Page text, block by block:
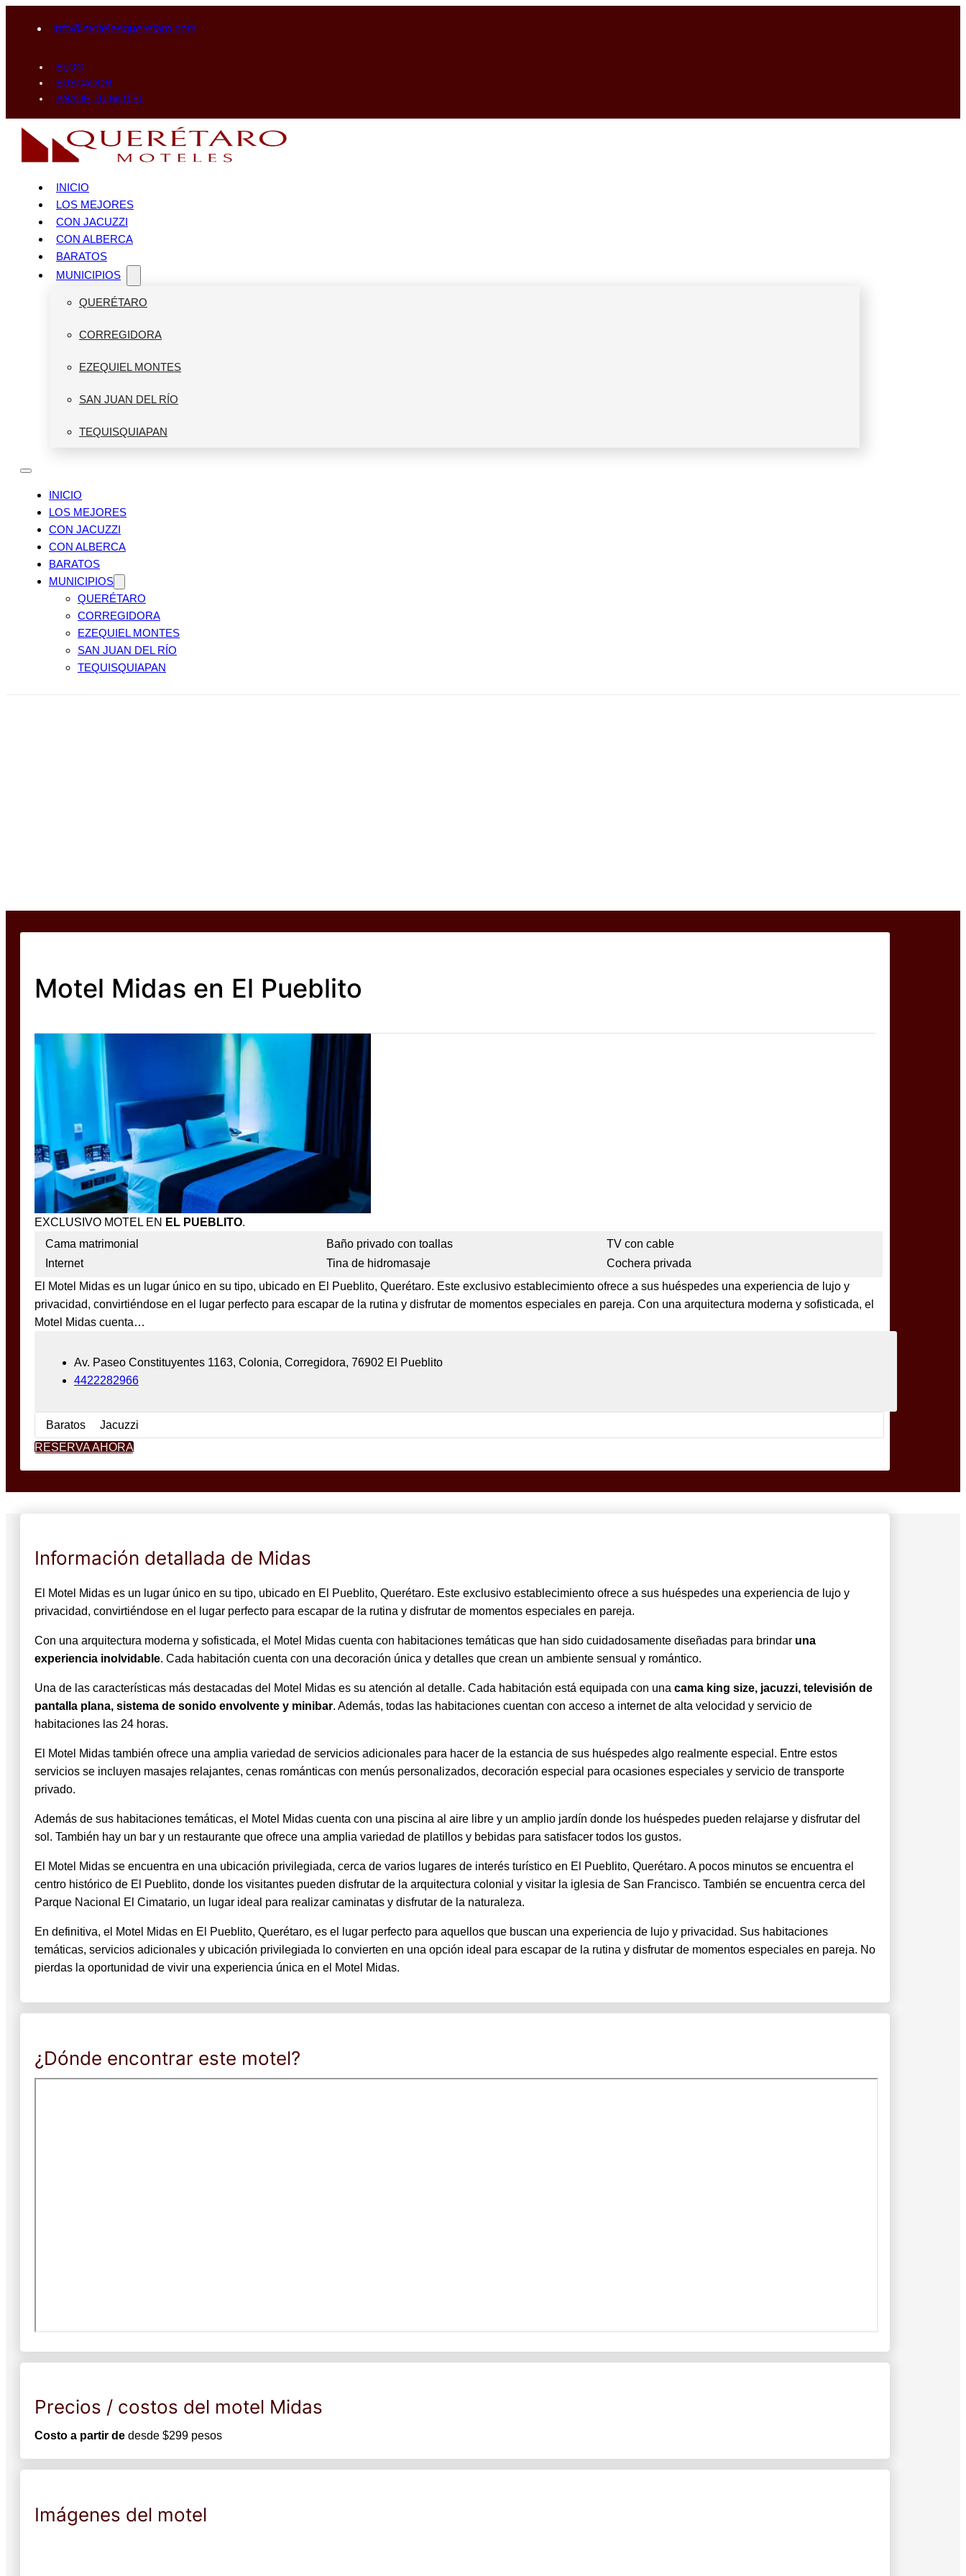
info@motelesqueretaro.com
BLOG
BUSCADOR
AÑADE TU MOTEL
INICIO
LOS MEJORES
CON JACUZZI
CON ALBERCA
BARATOS
MUNICIPIOS
QUERÉTARO
CORREGIDORA
EZEQUIEL MONTES
SAN JUAN DEL RÍO
TEQUISQUIAPAN
INICIO
LOS MEJORES
CON JACUZZI
CON ALBERCA
BARATOS
MUNICIPIOS
QUERÉTARO
CORREGIDORA
EZEQUIEL MONTES
SAN JUAN DEL RÍO
TEQUISQUIAPAN
Motel Midas en El Pueblito
EXCLUSIVO MOTEL EN EL PUEBLITO.
Cama matrimonial
Baño privado con toallas
TV con cable
Internet
Tina de hidromasaje
Cochera privada
El Motel Midas es un lugar único en su tipo, ubicado en El Pueblito, Querétaro. Este exclusivo establecimiento ofrece a sus huéspedes una experiencia de lujo y
privacidad, convirtiéndose en el lugar perfecto para escapar de la rutina y disfrutar de momentos especiales en pareja. Con una arquitectura moderna y sofisticada, el
Motel Midas cuenta…
Av. Paseo Constituyentes 1163, Colonia, Corregidora, 76902 El Pueblito
4422282966
Baratos
Jacuzzi
RESERVA AHORA
Información detallada de Midas
El Motel Midas es un lugar único en su tipo, ubicado en El Pueblito, Querétaro. Este exclusivo establecimiento ofrece a sus huéspedes una experiencia de lujo y
privacidad, convirtiéndose en el lugar perfecto para escapar de la rutina y disfrutar de momentos especiales en pareja.
Con una arquitectura moderna y sofisticada, el Motel Midas cuenta con habitaciones temáticas que han sido cuidadosamente diseñadas para brindar una
experiencia inolvidable. Cada habitación cuenta con una decoración única y detalles que crean un ambiente sensual y romántico.
Una de las características más destacadas del Motel Midas es su atención al detalle. Cada habitación está equipada con una cama king size, jacuzzi, televisión de
pantalla plana, sistema de sonido envolvente y minibar. Además, todas las habitaciones cuentan con acceso a internet de alta velocidad y servicio de
habitaciones las 24 horas.
El Motel Midas también ofrece una amplia variedad de servicios adicionales para hacer de la estancia de sus huéspedes algo realmente especial. Entre estos
servicios se incluyen masajes relajantes, cenas románticas con menús personalizados, decoración especial para ocasiones especiales y servicio de transporte
privado.
Además de sus habitaciones temáticas, el Motel Midas cuenta con una piscina al aire libre y un amplio jardín donde los huéspedes pueden relajarse y disfrutar del
sol. También hay un bar y un restaurante que ofrece una amplia variedad de platillos y bebidas para satisfacer todos los gustos.
El Motel Midas se encuentra en una ubicación privilegiada, cerca de varios lugares de interés turístico en El Pueblito, Querétaro. A pocos minutos se encuentra el
centro histórico de El Pueblito, donde los visitantes pueden disfrutar de la arquitectura colonial y visitar la iglesia de San Francisco. También se encuentra cerca del
Parque Nacional El Cimatario, un lugar ideal para realizar caminatas y disfrutar de la naturaleza.
En definitiva, el Motel Midas en El Pueblito, Querétaro, es el lugar perfecto para aquellos que buscan una experiencia de lujo y privacidad. Sus habitaciones
temáticas, servicios adicionales y ubicación privilegiada lo convierten en una opción ideal para escapar de la rutina y disfrutar de momentos especiales en pareja. No
pierdas la oportunidad de vivir una experiencia única en el Motel Midas.
¿Dónde encontrar este motel?
Precios / costos del motel Midas
Costo a partir de desde $299 pesos
Imágenes del motel